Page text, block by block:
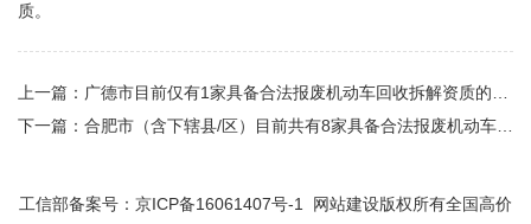
质。
上一篇： 广德市目前仅有1家具备合法报废机动车回收拆解资质的汽车报废解体厂‌
下一篇： 合肥市（含下辖县/区）目前共有8家具备合法报废机动车回收拆解资质的汽车报废解体厂‌
工信部备案号： 京ICP备16061407号-1 网站建设版权所有全国高价